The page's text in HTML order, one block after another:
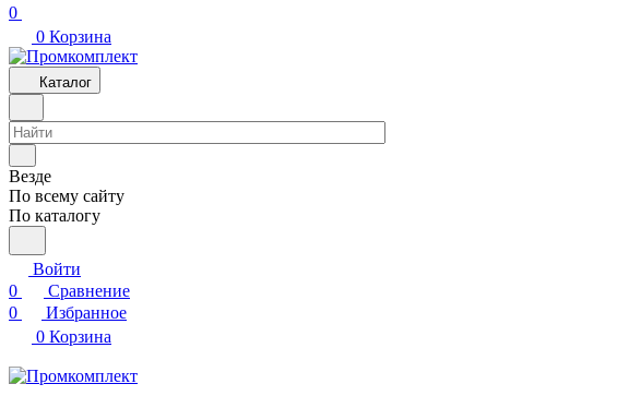
0
0 Корзина
Каталог
Везде
По всему сайту
По каталогу
Войти
0
Сравнение
0
Избранное
0 Корзина